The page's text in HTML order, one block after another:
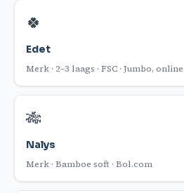
🍀
Edet
Merk · 2–3 laags · FSC · Jumbo, online
🎋
Nalys
Merk · Bamboe soft · Bol.com